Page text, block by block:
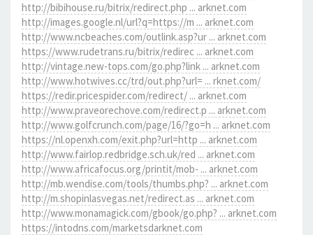
http://bibihouse.ru/bitrix/redirect.php ... arknet.com
http://images.google.nl/url?q=https://m ... arknet.com
http://www.ncbeaches.com/outlink.asp?ur ... arknet.com
https://www.rudetrans.ru/bitrix/redirec ... arknet.com
http://vintage.new-tops.com/go.php?link ... arknet.com
http://www.hotwives.cc/trd/out.php?url= ... rknet.com/
https://redir.pricespider.com/redirect/ ... arknet.com
http://www.praveorechove.com/redirect.p ... arknet.com
http://www.golfcrunch.com/page/16/?go=h ... arknet.com
https://nl.openxh.com/exit.php?url=http ... arknet.com
http://www.fairlop.redbridge.sch.uk/red ... arknet.com
http://www.africafocus.org/printit/mob- ... arknet.com
http://mb.wendise.com/tools/thumbs.php? ... arknet.com
http://m.shopinlasvegas.net/redirect.as ... arknet.com
http://www.monamagick.com/gbook/go.php? ... arknet.com
https://intodns.com/marketsdarknet.com